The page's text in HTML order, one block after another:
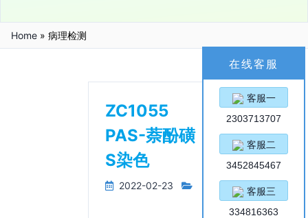
Home » 病理检测
ZC1055
PAS-萘酚磺
S染色
2022-02-23
在线客服
客服一
2303713707
客服二
3452845467
客服三
334816363